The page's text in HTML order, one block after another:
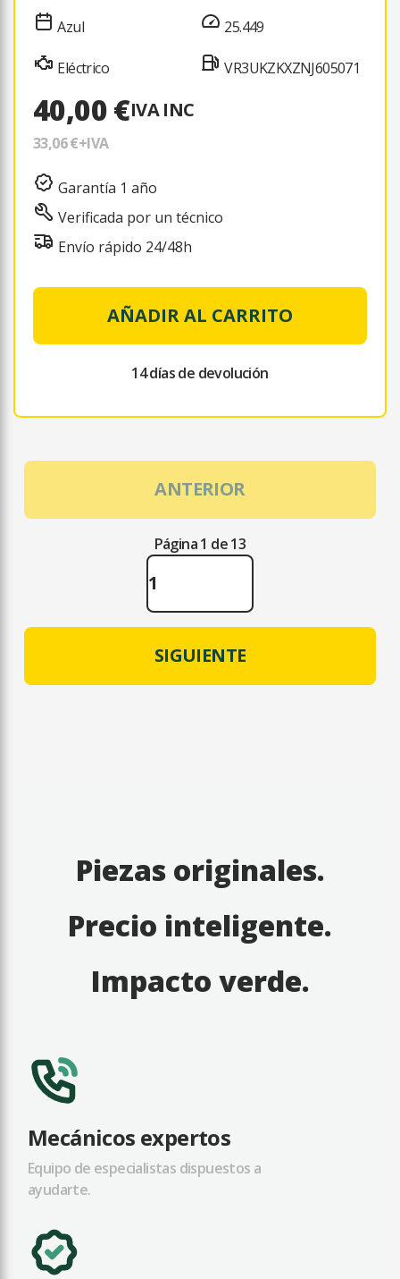
Azul
Eléctrico
25.449
VR3UKZKXZNJ605071
40,00 €IVA INC
33,06 €+IVA
Garantía 1 año
Verificada por un técnico
Envío rápido 24/48h
AÑADIR AL CARRITO
14 días de devolución
ANTERIOR
Página 1 de 13
SIGUIENTE
Piezas originales.
Precio inteligente.
Impacto verde.
Mecánicos expertos
Equipo de especialistas dispuestos a
ayudarte.